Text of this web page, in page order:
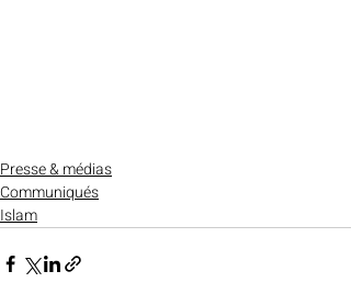
Presse & médias
Communiqués
Islam